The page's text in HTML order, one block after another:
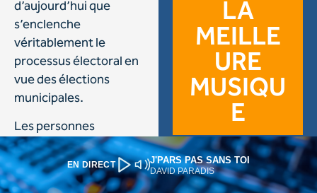
EN DIRECT J'PARS PAS SANS TOI
DAVID PARADIS